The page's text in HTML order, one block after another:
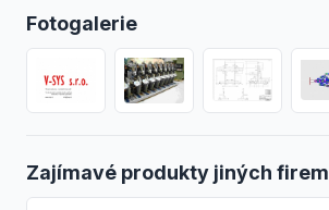
Fotogalerie
Zajímavé produkty jiných firem